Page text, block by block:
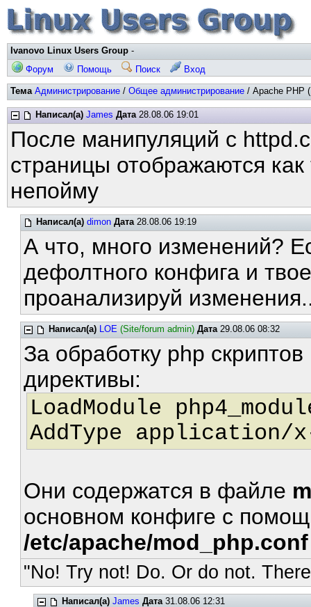
Ivanovo Linux Users Group -
Форум
Помощь Поиск Вход
Тема Администрирование / Общее администрирование / Apache PHP
Написал(а) James Дата28.08.06 19:01
После манипуляций с
страницы отображаются
непойму
Написал(а) dimon Дата28.08.06 19:19
А что, много изменений?
дефолтного конфига и
проанализируй
Написал(а) LOE (Site/forum admin) Дата29.08.06 08:32
За обработку php
директивы:
LoadModule
AddType application/
Они содержатся в файле
основном конфиге с
/etc/apache/mod_php.conf
"No! Try not! Do. Or do not.
Написал(а) James Дата31.08.06 12:31